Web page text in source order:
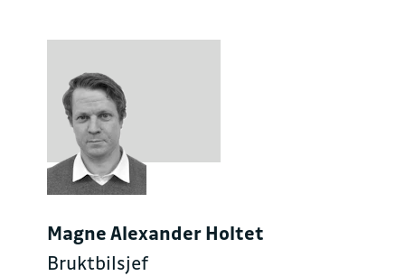
Magne Alexander Holtet
Bruktbilsjef